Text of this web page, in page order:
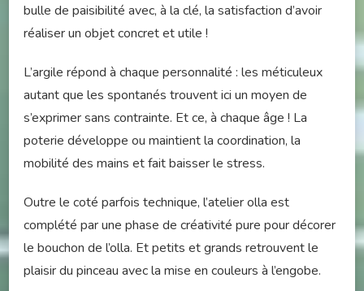
bulle de paisibilité avec, à la clé, la satisfaction d’avoir
réaliser un objet concret et utile !
L’argile répond à chaque personnalité : les méticuleux
autant que les spontanés trouvent ici un moyen de
s’exprimer sans contrainte. Et ce, à chaque âge ! La
poterie développe ou maintient la coordination, la
mobilité des mains et fait baisser le stress.
Outre le coté parfois technique, l’atelier olla est
complété par une phase de créativité pure pour décorer
le bouchon de l’olla. Et petits et grands retrouvent le
plaisir du pinceau avec la mise en couleurs à l’engobe.